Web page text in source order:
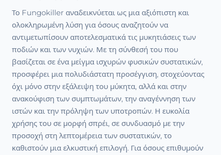
Το Fungokiller αναδεικνύεται ως μια αξιόπιστη και
ολοκληρωμένη λύση για όσους αναζητούν να
αντιμετωπίσουν αποτελεσματικά τις μυκητιάσεις των
ποδιών και των νυχιών. Με τη σύνθεσή του που
βασίζεται σε ένα μείγμα ισχυρών φυσικών συστατικών,
προσφέρει μια πολυδιάστατη προσέγγιση, στοχεύοντας
όχι μόνο στην εξάλειψη του μύκητα, αλλά και στην
ανακούφιση των συμπτωμάτων, την αναγέννηση των
ιστών και την πρόληψη των υποτροπών. Η ευκολία
χρήσης του σε μορφή σπρέι, σε συνδυασμό με την
προσοχή στη λεπτομέρεια των συστατικών, το
καθιστούν μια ελκυστική επιλογή. Για όσους επιθυμούν